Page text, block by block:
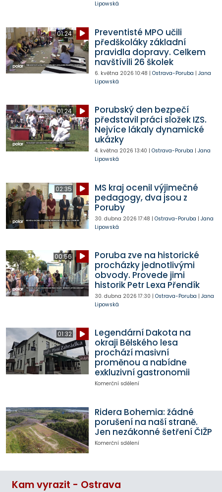
Lipowská
01:24
Preventisté MPO učili
předškoláky základní
pravidla dopravy. Celkem
navštívili 26 školek
6. května 2026 10:48 | Ostrava-Poruba | Jana
Lipowská
01:24
Porubský den bezpečí
představil práci složek IZS.
Nejvíce lákaly dynamické
ukázky
4. května 2026 13:40 | Ostrava-Poruba | Jana
Lipowská
02:35
MS kraj ocenil výjimečné
pedagogy, dva jsou z
Poruby
30. dubna 2026 17:48 | Ostrava-Poruba | Jana
Lipowská
00:56
Poruba zve na historické
procházky jednotlivými
obvody. Provede jimi
historik Petr Lexa Přendík
30. dubna 2026 17:30 | Ostrava-Poruba | Jana
Lipowská
01:32
Legendární Dakota na
okraji Bělského lesa
prochází masivní
proměnou a nabídne
exkluzivní gastronomii
Komerční sdělení
Ridera Bohemia: žádné
porušení na naší straně.
Jen nezákonné šetření ČIŽP
Komerční sdělení
Kam vyrazit - Ostrava